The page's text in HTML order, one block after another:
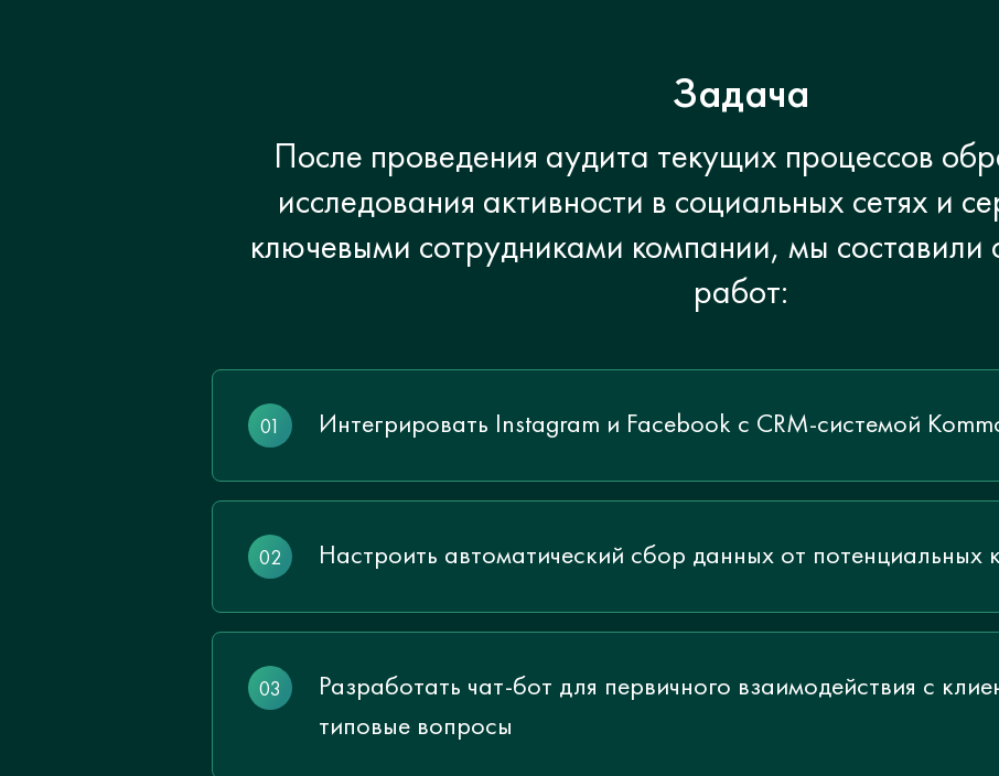
Задача
После проведения аудита текущих процессов
исследования активности в социальных сетях и
ключевыми сотрудниками компании, мы
работ:
Интегрировать Instagram и Facebook с CRM-системой
Настроить автоматический сбор данных от потенциальных
Разработать чат-бот для первичного взаимодействия с
типовые вопросы